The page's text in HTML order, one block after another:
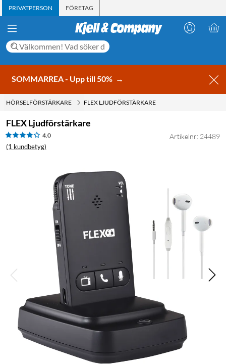
PRIVATPERSON FÖRETAG
SOMMARREA - Upp till 50% →
HÖRSELFÖRSTÄRKARE FLEX LJUDFÖRSTÄRKARE
FLEX Ljudförstärkare
4.0
(1 kundbetyg)
Artikelnr: 24489